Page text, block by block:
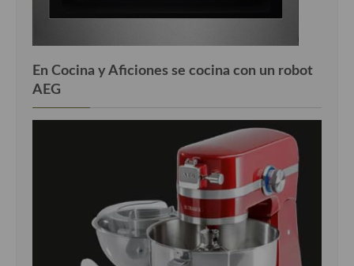
En Cocina y Aficiones se cocina con un robot
AEG